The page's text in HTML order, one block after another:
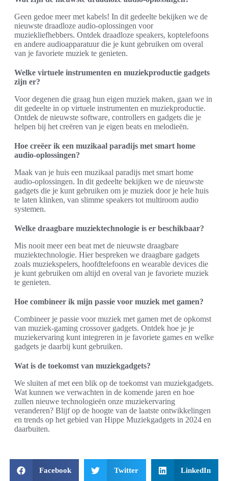
Geen gedoe meer met kabels! In dit gedeelte bekijken we de
nieuwste draadloze audio-oplossingen voor
muziekliefhebbers. Ontdek draadloze speakers, koptelefoons
en andere audioapparatuur die je kunt gebruiken om overal
van je favoriete muziek te genieten.
Welke virtuele instrumenten en muziekproductie gadgets
zijn er?
Voor degenen die graag hun eigen muziek maken, gaan we in
dit gedeelte in op virtuele instrumenten en muziekproductie.
Ontdek de nieuwste software, controllers en gadgets die je
helpen bij het creëren van je eigen beats en melodieën.
Hoe creëer ik een muzikaal paradijs met smart home
audio-oplossingen?
Maak van je huis een muzikaal paradijs met smart home
audio-oplossingen. In dit gedeelte bekijken we de nieuwste
gadgets die je kunt gebruiken om je muziek door je hele huis
te laten klinken, van slimme speakers tot multiroom audio
systemen.
Welke draagbare muziektechnologie is er beschikbaar?
Mis nooit meer een beat met de nieuwste draagbare
muziektechnologie. Hier bespreken we draagbare gadgets
zoals muziekspelers, hoofdtelefoons en wearable devices die
je kunt gebruiken om altijd en overal van je favoriete muziek
te genieten.
Hoe combineer ik mijn passie voor muziek met gamen?
Combineer je passie voor muziek met gamen met de opkomst
van muziek-gaming crossover gadgets. Ontdek hoe je je
muziekervaring kunt integreren in je favoriete games en welke
gadgets je daarbij kunt gebruiken.
Wat is de toekomst van muziekgadgets?
We sluiten af met een blik op de toekomst van muziekgadgets.
Wat kunnen we verwachten in de komende jaren en hoe
zullen nieuwe technologieën onze muziekervaring
veranderen? Blijf op de hoogte van de laatste ontwikkelingen
en trends op het gebied van Hippe Muziekgadgets in 2024 en
daarbuiten.
Facebook Twitter LinkedIn